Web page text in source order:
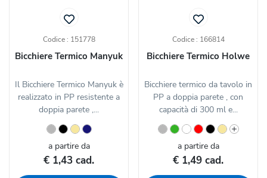
Codice : 151778
Bicchiere Termico Manyuk
Il Bicchiere Termico Manyuk è
realizzato in PP resistente a
doppia parete ,...
a partire da
€ 1,43 cad.
Codice : 166814
Bicchiere Termico Holwe
Bicchiere termico da tavolo in
PP a doppia parete , con
capacità di 300 ml e...
a partire da
€ 1,49 cad.